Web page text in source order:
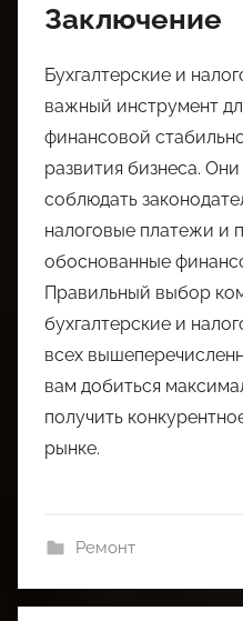
Заключение
Бухгалтерские и
важный инструмент
финансовой
развития бизнеса.
соблюдать
налоговые платежи и
обоснованные
Правильный выбор
бухгалтерские и
всех
вам добиться
получить
рынке.
Ремонт